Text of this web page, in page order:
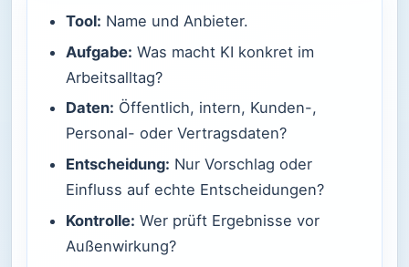
Tool: Name und Anbieter.
Aufgabe: Was macht KI konkret im
Arbeitsalltag?
Daten: Öffentlich, intern, Kunden-,
Personal- oder Vertragsdaten?
Entscheidung: Nur Vorschlag oder
Einfluss auf echte Entscheidungen?
Kontrolle: Wer prüft Ergebnisse vor
Außenwirkung?